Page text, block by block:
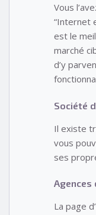
Vous
“Internet
est le
marché
d’y
Société
Il existe
vous
ses
Agences
La page